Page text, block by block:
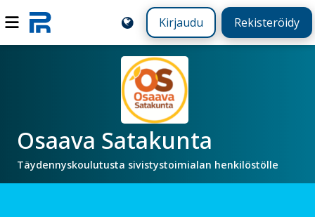
Kirjaudu Rekisteröidy
Osaava Satakunta
Täydennyskoulutusta sivistystoimialan henkilöstölle